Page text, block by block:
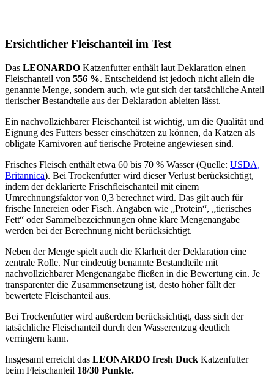
Ersichtlicher Fleischanteil im Test
Das LEONARDO Katzenfutterenthält laut Deklaration einen
Fleischanteil von 556 %. Entscheidend ist jedoch nicht allein die
genannte Menge, sondern auch, wie gut sich der tatsächliche Anteil
tierischer Bestandteile aus der Deklaration ableiten lässt.
Ein nachvollziehbarer Fleischanteil ist wichtig, um die Qualität und
Eignung des Futters besser einschätzen zu können, da Katzen als
obligate Karnivoren auf tierische Proteine angewiesen sind.
Frisches Fleisch enthält etwa 60 bis 70 % Wasser (Quelle: USDA,
Britannica). Bei Trockenfutter wird dieser Verlust berücksichtigt,
indem der deklarierte Frischfleischanteil mit einem
Umrechnungsfaktor von 0,3 berechnet wird. Das gilt auch für
frische Innereien oder Fisch. Angaben wie „Protein“, „tierisches
Fett“ oder Sammelbezeichnungen ohne klare Mengenangabe
werden bei der Berechnung nicht berücksichtigt.
Neben der Menge spielt auch die Klarheit der Deklaration eine
zentrale Rolle. Nur eindeutig benannte Bestandteile mit
nachvollziehbarer Mengenangabe fließen in die Bewertung ein. Je
transparenter die Zusammensetzung ist, desto höher fällt der
bewertete Fleischanteil aus.
Bei Trockenfutter wird außerdem berücksichtigt, dass sich der
tatsächliche Fleischanteil durch den Wasserentzug deutlich
verringern kann.
Insgesamt erreicht das LEONARDO fresh Duck Katzenfutter
beim Fleischanteil 18/30 Punkte.